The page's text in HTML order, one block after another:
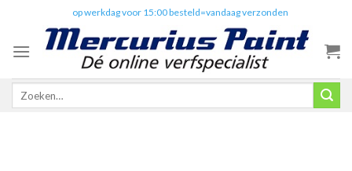
content
op werkdag voor 15:00 besteld=vandaag verzonden
Zoeken